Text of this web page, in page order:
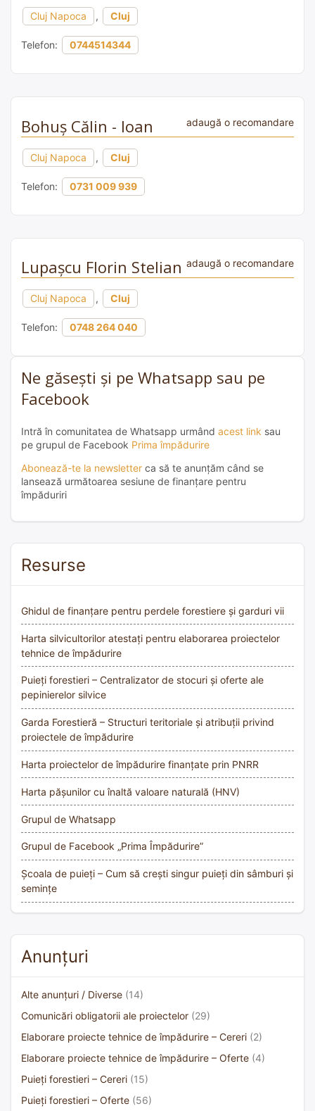
Cluj Napoca , Cluj
Telefon: 0744514344
Bohuș Călin - Ioan adaugă o recomandare
Cluj Napoca , Cluj
Telefon: 0731 009 939
Lupașcu Florin Stelian adaugă o recomandare
Cluj Napoca , Cluj
Telefon: 0748 264 040
Ne găsești și pe Whatsapp sau pe
Facebook
Intră în comunitatea de Whatsapp urmând acest link sau
pe grupul de Facebook Prima împădurire
Abonează-te la newsletter ca să te anunțăm când se
lansează următoarea sesiune de finanțare pentru
împăduriri
Resurse
Ghidul de finanțare pentru perdele forestiere și garduri vii
Harta silvicultorilor atestați pentru elaborarea proiectelor
tehnice de împădurire
Puieți forestieri – Centralizator de stocuri și oferte ale
pepinierelor silvice
Garda Forestieră – Structuri teritoriale și atribuții privind
proiectele de împădurire
Harta proiectelor de împădurire finanțate prin PNRR
Harta pășunilor cu înaltă valoare naturală (HNV)
Grupul de Whatsapp
Grupul de Facebook „Prima Împădurire”
Școala de puieți – Cum să crești singur puieți din sâmburi și
semințe
Anunțuri
Alte anunțuri / Diverse (14)
Comunicări obligatorii ale proiectelor (29)
Elaborare proiecte tehnice de împădurire – Cereri (2)
Elaborare proiecte tehnice de împădurire – Oferte (4)
Puieți forestieri – Cereri (15)
Puieți forestieri – Oferte (56)